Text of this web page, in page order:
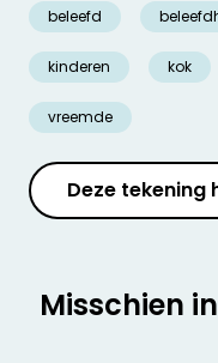
beleefd
kinderen kok
vreemde
Deze tekening
Misschien